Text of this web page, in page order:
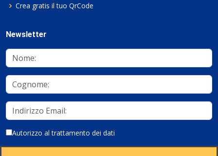
Crea gratis il tuo QrCode
Newsletter
Autorizzo al trattamento dei dati